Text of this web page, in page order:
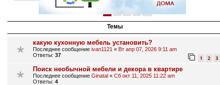
след.
Темы
какую кухонную мебель установить?
Последнее сообщение ivan1121 « Вт апр 07, 2026 9:11 am
Ответы: 37 1 2 3
Поиск необычной мебели и декора в квартире
Последнее сообщение Ginatal « Сб окт 11, 2025 11:22 am
Ответы: 4